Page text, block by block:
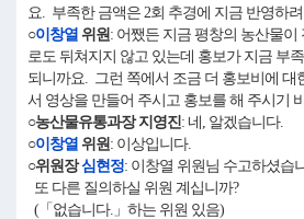
요. 부족한 금액은 2회 추경에 지금 반영하
○이창열 위원: 어쨌든 지금 평창의 농산물
로도 뒤쳐지지 않고 있는데 홍보가 지금 부
되니까요. 그런 쪽에서 조금 더 홍보비에 대
서 영상을 만들어 주시고 홍보를 해 주시기
○농산물유통과장 지영진: 네, 알겠습니다.
○이창열 위원: 이상입니다.
○위원장심현정: 이창열 위원님 수고하셨습
또 다른 질의하실 위원 계십니까?
(「없습니다.」하는 위원 있음)